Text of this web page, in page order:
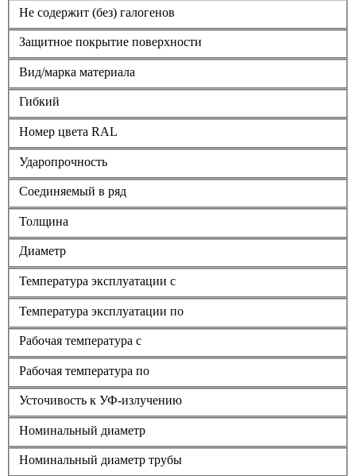
Не содержит (без) галогенов
Защитное покрытие поверхности
Вид/марка материала
Гибкий
Номер цвета RAL
Ударопрочность
Соединяемый в ряд
Толщина
Диаметр
Температура эксплуатации с
Температура эксплуатации по
Рабочая температура с
Рабочая температура по
Усточивость к УФ-излучению
Номинальный диаметр
Номинальный диаметр трубы